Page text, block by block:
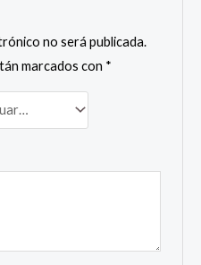
no será publicada.
marcados con *